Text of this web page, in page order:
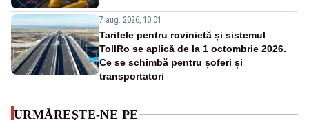
7 aug. 2026, 10:01
Tarifele pentru rovinietă și sistemul
TollRo se aplică de la 1 octombrie 2026.
Ce se schimbă pentru șoferi și
transportatori
URMĂREȘTE-NE PE